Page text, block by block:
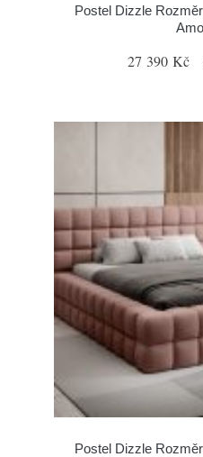
Postel Dizzle
27 390 Kč
Postel Dizzle